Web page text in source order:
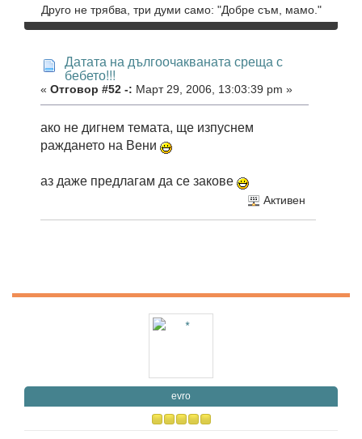
Друго нe трябва, три думи само: "Добре съм, мамо."
Датата на дългоочакваната среща с
бебето!!!
« Отговор #52 -: Март 29, 2006, 13:03:39 pm »
ако не дигнем темата, ще изпуснем
раждането на Вени
аз даже предлагам да се закове
Активен
evro